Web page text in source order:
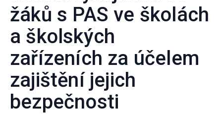
žáků s PAS ve školách
a školských
zařízeních za účelem
zajištění jejich
bezpečnosti